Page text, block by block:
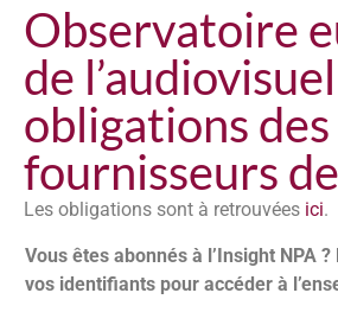
Observatoire
de
obligations des
fournisseurs
Les obligations sont à retrouvées ici.
Vous êtes abonnés à l’Insight NPA
vos identifiants pour accéder à